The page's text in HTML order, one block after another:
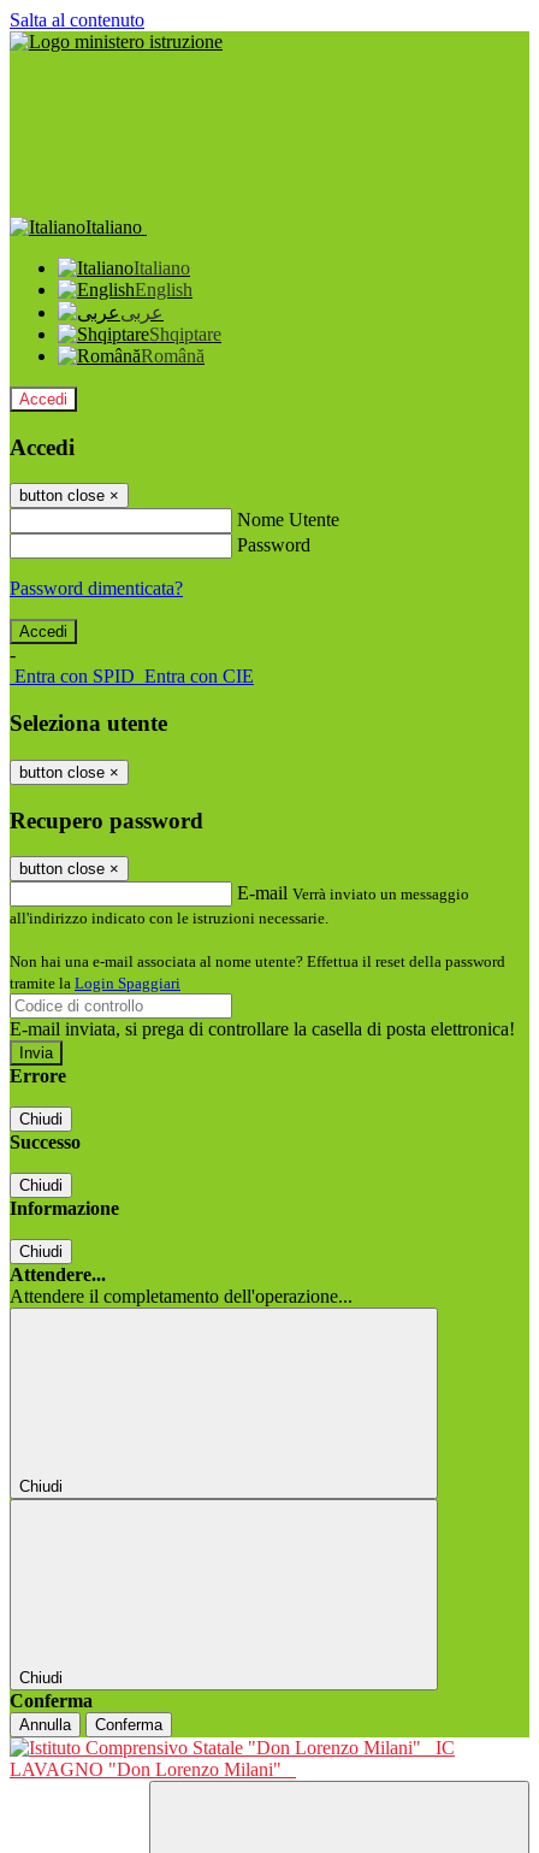
Salta al contenuto
Italiano
Italiano
English
عربى
Shqiptare
Română
Accedi
Accedi
button close ×
Nome Utente
Password
Password dimenticata?
-
Entra con SPID Entra con CIE
Seleziona utente
button close ×
Recupero password
button close ×
E-mail Verrà inviato un messaggio
all'indirizzo indicato con le istruzioni necessarie.
Non hai una e-mail associata al nome utente? Effettua il reset della password
tramite la Login Spaggiari
E-mail inviata, si prega di controllare la casella di posta elettronica!
Errore
Chiudi
Successo
Chiudi
Informazione
Chiudi
Attendere...
Attendere il completamento dell'operazione...
Chiudi
Chiudi
Conferma
Annulla Conferma
IC
LAVAGNO "Don Lorenzo Milani"